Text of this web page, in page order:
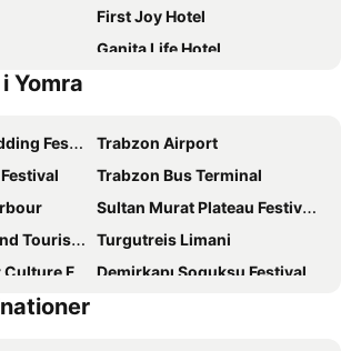
First Joy Hotel
Ganita Life Hotel
Mercure Trabzon Hotel
Yusufhan Suites
Hotel
Residence Inn by Marriott Trabzon
by IHG
Real King Suit TRABZON
Hotel
White House Hotel
Yomra
Festival
Trabzon Airport
Trabzon Bus Terminal
Sultan Murat Plateau Festivals
Festival
Turgutreis Limani
Festival
Demirkapı Soguksu Festival